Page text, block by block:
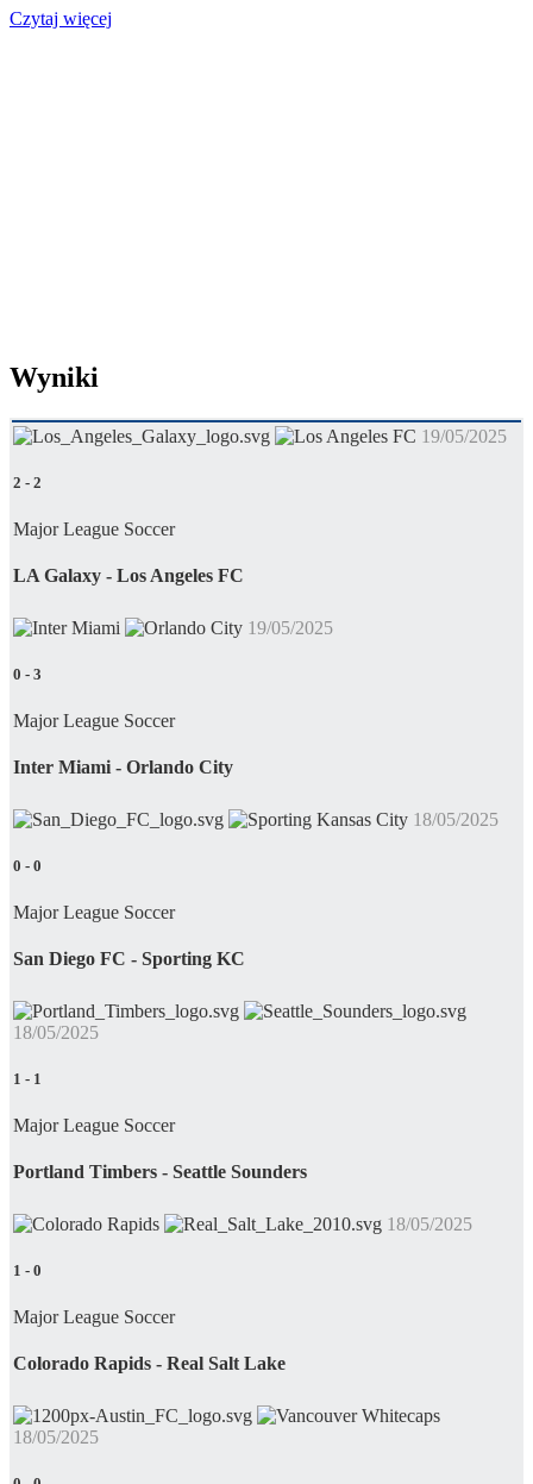
Czytaj więcej
Wyniki
19/05/2025
2 - 2
Major League Soccer
LA Galaxy - Los Angeles FC
19/05/2025
0 - 3
Major League Soccer
Inter Miami - Orlando City
18/05/2025
0 - 0
Major League Soccer
San Diego FC - Sporting KC
18/05/2025
1 - 1
Major League Soccer
Portland Timbers - Seattle Sounders
18/05/2025
1 - 0
Major League Soccer
Colorado Rapids - Real Salt Lake
18/05/2025